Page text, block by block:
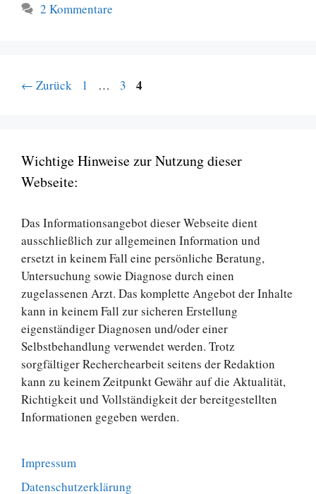
2 Kommentare
← Zurück Seite
1 … Seite
3 Seite
4
Wichtige Hinweise zur Nutzung dieser
Webseite:
Das Informationsangebot dieser Webseite dient
ausschließlich zur allgemeinen Information und
ersetzt in keinem Fall eine persönliche Beratung,
Untersuchung sowie Diagnose durch einen
zugelassenen Arzt. Das komplette Angebot der Inhalte
kann in keinem Fall zur sicheren Erstellung
eigenständiger Diagnosen und/oder einer
Selbstbehandlung verwendet werden. Trotz
sorgfältiger Recherchearbeit seitens der Redaktion
kann zu keinem Zeitpunkt Gewähr auf die Aktualität,
Richtigkeit und Vollständigkeit der bereitgestellten
Informationen gegeben werden.
Impressum
Datenschutzerklärung